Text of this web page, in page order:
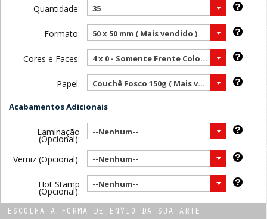
Quantidade: 35
Formato: 50 x 50 mm ( Mais vendido )
Cores e Faces: 4 x 0 - Somente Frente Color ( Mais vendido )
Papel: Couchê Fosco 150g ( Mais vendido )
Acabamentos Adicionais
Laminação
(Opcional):
--Nenhum--
Verniz (Opcional): --Nenhum--
Hot Stamp
(Opcional):
--Nenhum--
ESCOLHA A FORMA DE ENVIO DA SUA ARTE